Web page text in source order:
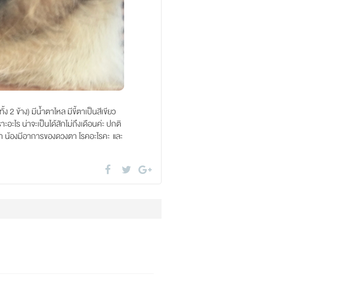
2 ข้าง) มีน้ำตาไหล มีขี้ตาเป็นสีเขียว
ะไร น่าจะเป็นได้สักไม่ถึงเดือนค่ะ ปกติ
องมีอาการของดวงตา โรคอะไรคะ และ